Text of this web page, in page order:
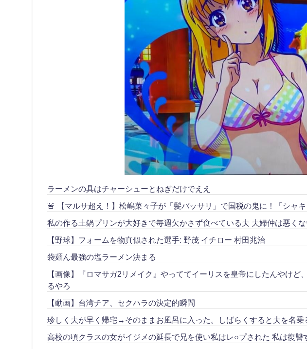
ラーメンの具はチャーシューとねぎだけでええ
🚨 【マルサ超え！】松嶋菜々子が「髪バッサリ」で国税の鬼に！「シャ
私の作る土鍋プリンが大好きで毎週欠かさず食べている夫 夫婦仲は悪く
【野球】フォームを物真似された選手: 野茂 イチロー 村田兆治
袋麺ん最強の塩ラーメン決まる
【画像】『ロマサガ2リメイク』やっててイーリスを皇帝にしたんやけど
るやろ
【動画】台湾チア、セクハラの決定的瞬間
珍しく夫が早く帰宅→そのままお風呂に入った。しばらくすると夫を名
高校の頃クラスの女がイジメの延長で兄を使い私はレ○プされた 私は復讐